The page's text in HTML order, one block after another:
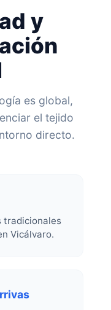
y
es global,
el tejido
directo.
tradicionales
Vicálvaro.